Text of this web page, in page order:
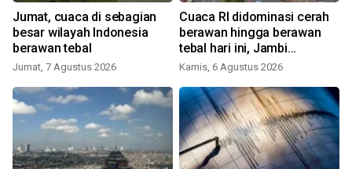
Jumat, cuaca di sebagian
besar wilayah Indonesia
berawan tebal
Jumat, 7 Agustus 2026
Cuaca RI didominasi cerah
berawan hingga berawan
tebal hari ini, Jambi
berpotensi hujan ringan
Kamis, 6 Agustus 2026